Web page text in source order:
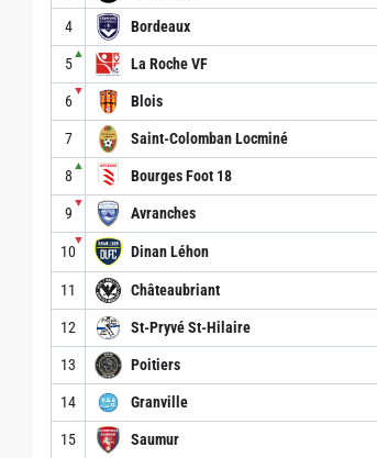
4 Bordeaux
5
▲
La Roche VF
6
▼
Blois
7 Saint-Colomban Locminé
8
▲
Bourges Foot 18
9
▼
Avranches
10
▼
Dinan Léhon
11 Châteaubriant
12 St-Pryvé St-Hilaire
13 Poitiers
14 Granville
15 Saumur